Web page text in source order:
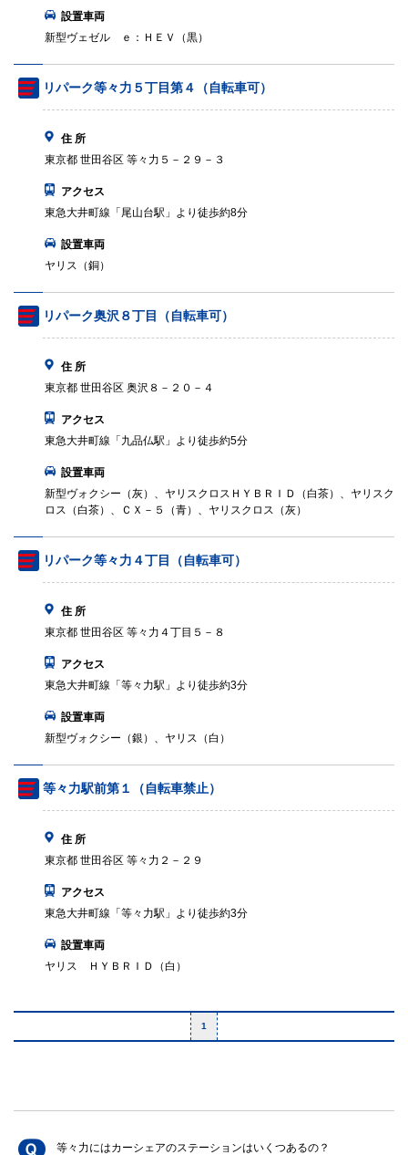
設置車両
新型ヴェゼル ｅ：ＨＥＶ（黒）
リパーク等々力５丁目第４（自転車可）
住 所
東京都 世田谷区 等々力５－２９－３
アクセス
東急大井町線「尾山台駅」より徒歩約8分
設置車両
ヤリス（銅）
リパーク奥沢８丁目（自転車可）
住 所
東京都 世田谷区 奥沢８－２０－４
アクセス
東急大井町線「九品仏駅」より徒歩約5分
設置車両
新型ヴォクシー（灰）、ヤリスクロスＨＹＢＲＩＤ（白茶）、ヤリスク
ロス（白茶）、ＣＸ－５（青）、ヤリスクロス（灰）
リパーク等々力４丁目（自転車可）
住 所
東京都 世田谷区 等々力４丁目５－８
アクセス
東急大井町線「等々力駅」より徒歩約3分
設置車両
新型ヴォクシー（銀）、ヤリス（白）
等々力駅前第１（自転車禁止）
住 所
東京都 世田谷区 等々力２－２９
アクセス
東急大井町線「等々力駅」より徒歩約3分
設置車両
ヤリス ＨＹＢＲＩＤ（白）
1
等々力にはカーシェアのステーションはいくつあるの？